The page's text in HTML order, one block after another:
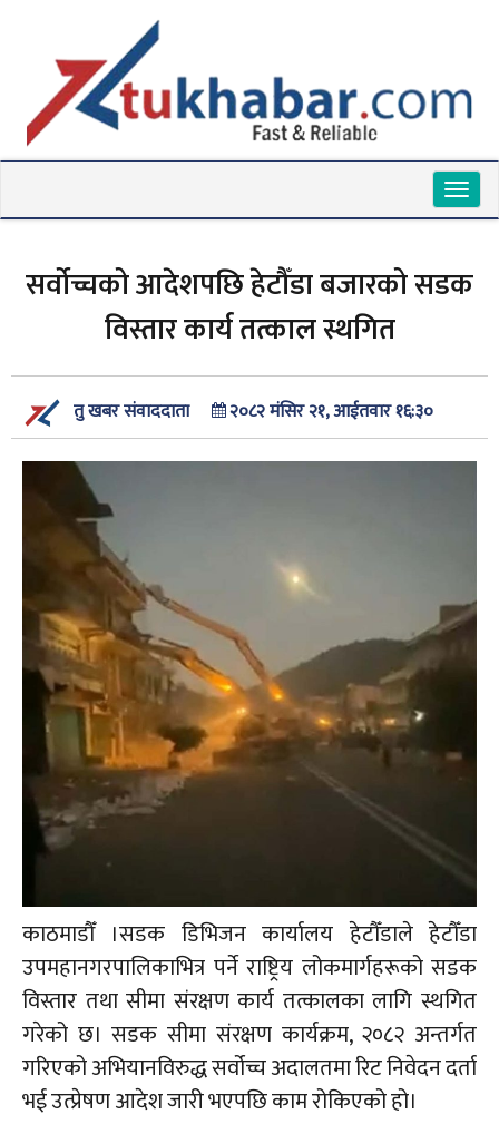
सर्वोच्चको आदेशपछि हेटौँडा बजारको सडक
विस्तार कार्य तत्काल स्थगित
तु खबर संवाददाता २०८२ मंसिर २१, आईतवार १६:३०
काठमाडौँ ।सडक डिभिजन कार्यालय हेटौँडाले हेटौँडा
उपमहानगरपालिकाभित्र पर्ने राष्ट्रिय लोकमार्गहरूको सडक
विस्तार तथा सीमा संरक्षण कार्य तत्कालका लागि स्थगित
गरेको छ। सडक सीमा संरक्षण कार्यक्रम, २०८२ अन्तर्गत
गरिएको अभियानविरुद्ध सर्वोच्च अदालतमा रिट निवेदन दर्ता
भई उत्प्रेषण आदेश जारी भएपछि काम रोकिएको हो।